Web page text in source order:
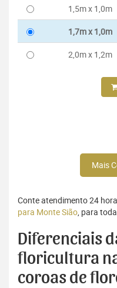
1,5m x 1,0m
1,7m x 1,0m
2,0m x 1,2m
Mais
Conte atendimento 24
para Monte Sião, para
Diferenciais
floricultura
coroas de